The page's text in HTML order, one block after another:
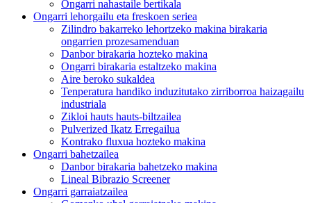
Ongarri nahastaile bertikala
Ongarri lehorgailu eta freskoen seriea
Zilindro bakarreko lehortzeko makina birakaria
ongarrien prozesamenduan
Danbor birakaria hozteko makina
Ongarri birakaria estaltzeko makina
Aire beroko sukaldea
Tenperatura handiko induzitutako zirriborroa haizagailu
industriala
Zikloi hauts hauts-biltzailea
Pulverized Ikatz Erregailua
Kontrako fluxua hozteko makina
Ongarri bahetzailea
Danbor birakaria bahetzeko makina
Lineal Bibrazio Screener
Ongarri garraiatzailea